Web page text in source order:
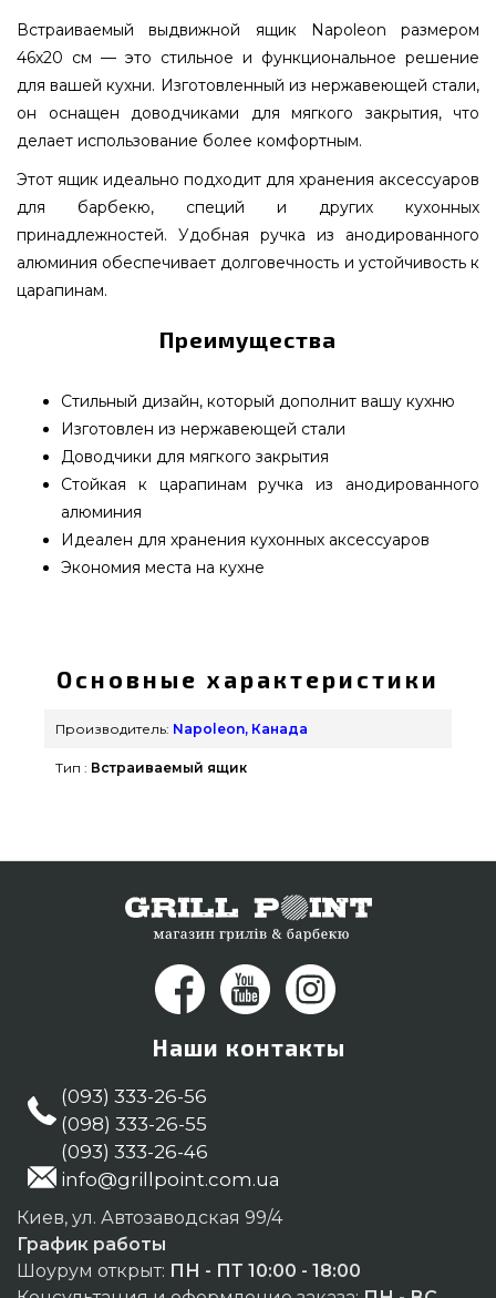
Встраиваемый выдвижной ящик Napoleon размером
46х20 см — это стильное и функциональное решение
для вашей кухни. Изготовленный из нержавеющей стали,
он оснащен доводчиками для мягкого закрытия, что
делает использование более комфортным.
Этот ящик идеально подходит для хранения аксессуаров
для барбекю, специй и других кухонных
принадлежностей. Удобная ручка из анодированного
алюминия обеспечивает долговечность и устойчивость к
царапинам.
Преимущества
Стильный дизайн, который дополнит вашу кухню
Изготовлен из нержавеющей стали
Доводчики для мягкого закрытия
Стойкая к царапинам ручка из анодированного
алюминия
Идеален для хранения кухонных аксессуаров
Экономия места на кухне
популярного бренда Napoleon, Канада по
доступной цене всего 25 500 грн. в онлайн
магазине грилей и мангалов GrillPoint. Смотрите
встраиваемые грили в каталоге Гриль Поинт.
привезем жителям городов: Каменец-
Основные характеристики
Производитель: Napoleon, Канада
Тип : Встраиваемый ящик
Наши контакты
(093) 333-26-56
(098) 333-26-55
(093) 333-26-46
info@grillpoint.com.ua
Киев, ул. Автозаводская 99/4
График работы
Шоурум открыт: ПН - ПТ 10:00 - 18:00